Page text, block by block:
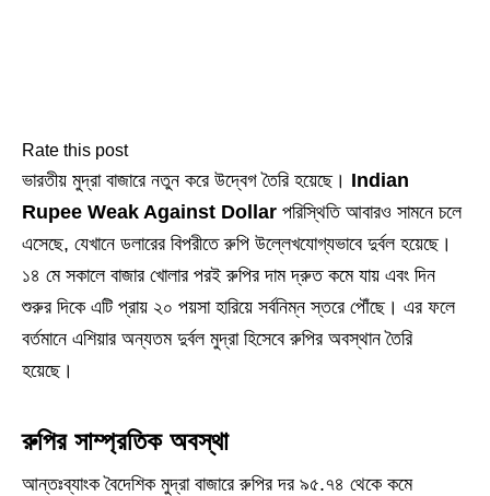
Rate this post
ভারতীয় মুদ্রা বাজারে নতুন করে উদ্বেগ তৈরি হয়েছে। Indian
Rupee Weak Against Dollar পরিস্থিতি আবারও সামনে চলে
এসেছে, যেখানে ডলারের বিপরীতে রুপি উল্লেখযোগ্যভাবে দুর্বল হয়েছে।
১৪ মে সকালে বাজার খোলার পরই রুপির দাম দ্রুত কমে যায় এবং দিন
শুরুর দিকে এটি প্রায় ২০ পয়সা হারিয়ে সর্বনিম্ন স্তরে পৌঁছে। এর ফলে
বর্তমানে এশিয়ার অন্যতম দুর্বল মুদ্রা হিসেবে রুপির অবস্থান তৈরি
হয়েছে।
রুপির সাম্প্রতিক অবস্থা
আন্তঃব্যাংক বৈদেশিক মুদ্রা বাজারে রুপির দর ৯৫.৭৪ থেকে কমে